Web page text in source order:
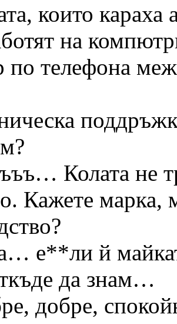
които караха
на
по телефона
Колата не
Кажете марка,
е**ли й
да знам…
добре,